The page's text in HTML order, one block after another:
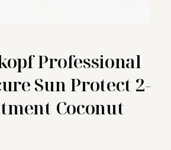
Professional
Sun Protect 2-
Coconut